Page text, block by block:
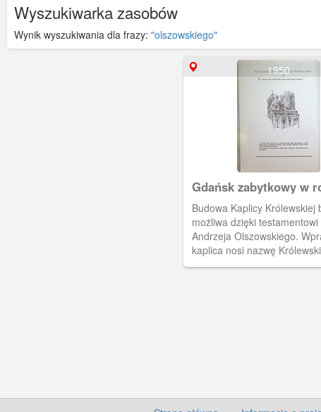
Wyszukiwarka zasobów
Wynik wyszukiwania dla frazy: "olszowskiego"
1950
Gdańsk zabytkowy w
Budowa Kaplicy Królewskiej
możliwa dzięki
Andrzeja Olszowskiego.
kaplica nosi nazwę
Jan Sobieski dał tylko 20